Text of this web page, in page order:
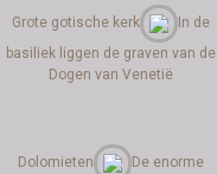
Grote gotische kerk
In de
basiliek liggen de graven van de
Dogen van Venetië
Dolomieten
De enorme